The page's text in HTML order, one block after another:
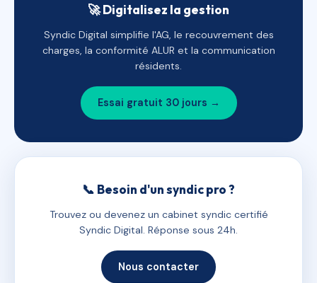
🚀 Digitalisez la gestion
Syndic Digital simplifie l'AG, le recouvrement des
charges, la conformité ALUR et la communication
résidents.
Essai gratuit 30 jours →
📞 Besoin d'un syndic pro ?
Trouvez ou devenez un cabinet syndic certifié
Syndic Digital. Réponse sous 24h.
Nous contacter